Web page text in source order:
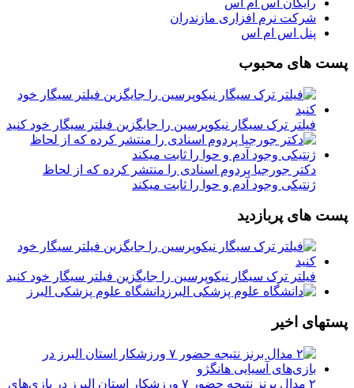
شرکت نرم افزاری مازندران
پنل اس ام اس
پست های محبوب
فیلتر ترک سیگار نیکوپرسین را جایگزین فیلتر سیگار خود کنید
دکتر جورجیا پردوم اسنادی را منتشر کرده که از لحاظ
ژنتیکی وجود آدم و حوا را ثابت میکند
پست های پربازدید
فیلتر ترک سیگار نیکوپرسین را جایگزین فیلتر سیگار خود کنید
دانشگاه علوم پزشکی البرز
پستهای اخیر
۲ مدال برنز نتیجه حضور ۷ ورزشکار استان البرز در بازی‌های